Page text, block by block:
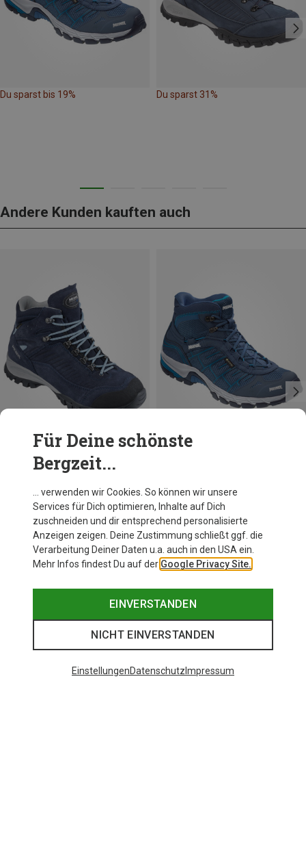
Du sparst bis 19% Du sparst 31%
Andere Kunden kauften auch
Damen Salo Mid GTX Schuhe
CHF 259.95
Für Deine schönste
Bergzeit...
… verwenden wir Cookies. So können wir unsere
Services für Dich optimieren, Inhalte auf Dich
zuschneiden und dir entsprechend personalisierte
Anzeigen zeigen. Deine Zustimmung schließt ggf. die
Verarbeitung Deiner Daten u.a. auch in den USA ein.
Mehr Infos findest Du auf der Google Privacy Site.
EINVERSTANDEN
NICHT EINVERSTANDEN
EinstellungenDatenschutz Impressum